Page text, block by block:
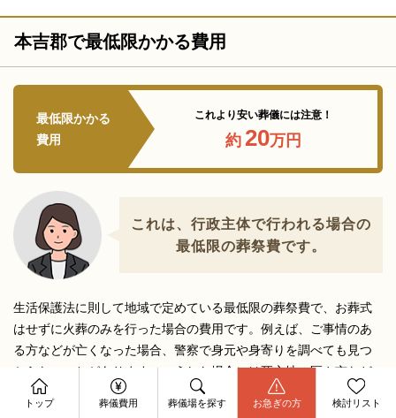
本吉郡で最低限かかる費用
最低限かかる
費用
これより安い葬儀には注意！
約 20万円
これは、行政主体で行われる場合の
最低限の葬祭費です。
生活保護法に則して地域で定めている最低限の葬祭費で、お葬式
はせずに火葬のみを行った場合の費用です。例えば、ご事情のあ
る方などが亡くなった場合、警察で身元や身寄りを調べても見つ
からないことがあります。こうした場合には死亡地の区や市など
の行政が主導となって葬送を行います。この際、最低限必要にな
トップ 葬儀費用 葬儀場を探す お急ぎの方 検討リスト
資料請求
お問合せ
今すぐ電話相談